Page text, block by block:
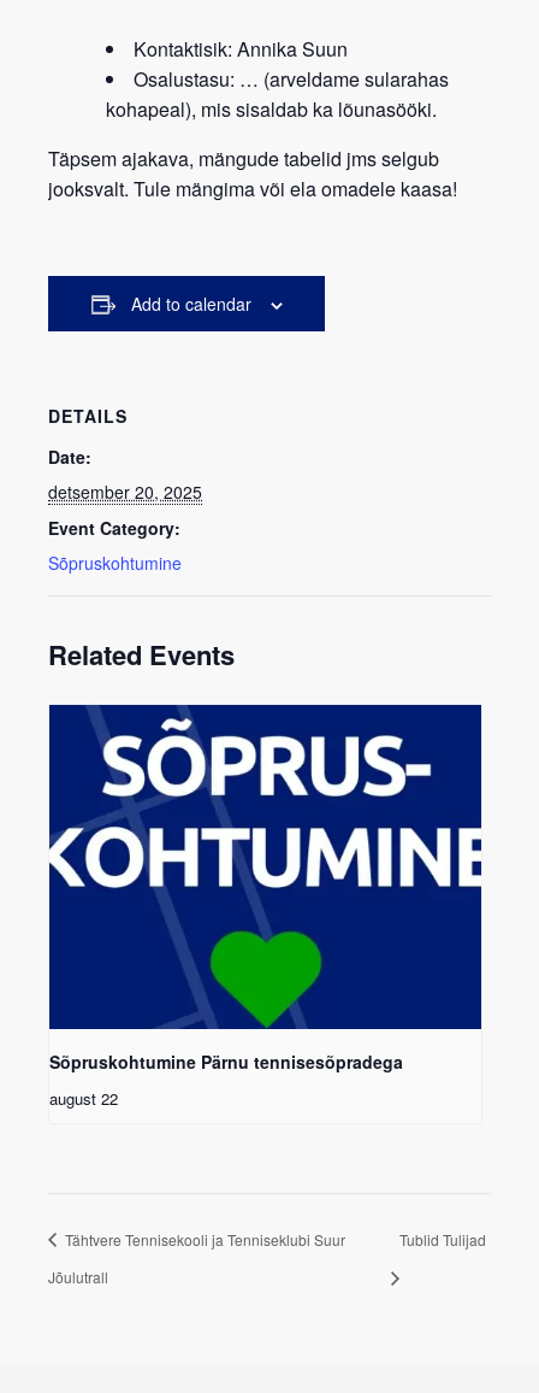
Kontaktisik: Annika Suun
Osalustasu: … (arveldame sularahas
kohapeal), mis sisaldab ka lõunasööki.
Täpsem ajakava, mängude tabelid jms selgub
jooksvalt. Tule mängima või ela omadele kaasa!
Add to calendar
DETAILS
Date:
detsember 20, 2025
Event Category:
Sõpruskohtumine
Related Events
Sõpruskohtumine Pärnu tennisesõpradega
august 22
Tähtvere Tennisekooli ja Tenniseklubi Suur
Jõulutrall
Tublid Tulijad